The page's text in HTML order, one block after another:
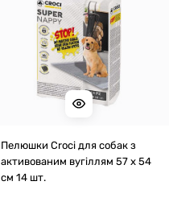
Пелюшки Croci для собак з
активованим вугіллям 57 х 54
см 14 шт.